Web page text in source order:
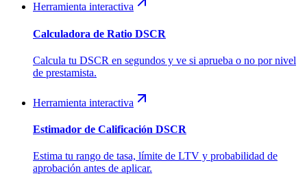
Herramienta interactiva
Calculadora de Ratio DSCR
Calcula tu DSCR en segundos y ve si aprueba o no por nivel
de prestamista.
Herramienta interactiva
Estimador de Calificación DSCR
Estima tu rango de tasa, límite de LTV y probabilidad de
aprobación antes de aplicar.